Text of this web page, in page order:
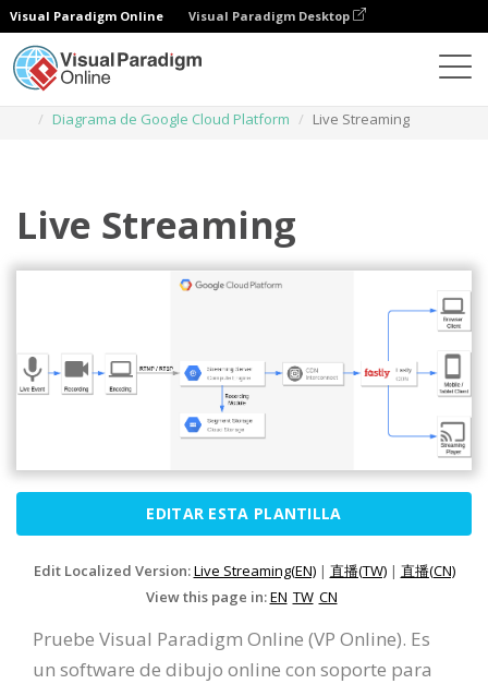
Visual Paradigm Online Visual Paradigm Desktop
Diagrama de Google Cloud Platform
Live Streaming
Live Streaming
EDITAR ESTA PLANTILLA
Edit Localized Version:Live Streaming(EN)| 直播(TW)| 直播(CN)
View this page in:EN TW CN
Pruebe Visual Paradigm Online (VP Online). Es
un software de dibujo online con soporte para